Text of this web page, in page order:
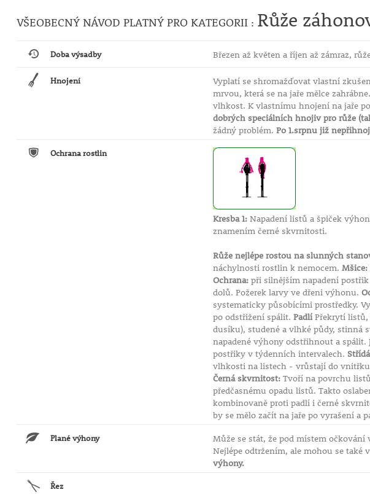
VŠEOBECNÝ NÁVOD PLATNÝ PRO KATEGORII : Růže
Doba výsadby Březen až květen a říjen až zámraz,
Hnojení
Vyplatí se shromažďovat vlastní
mrvou, která se na jaře mělce
vlhkost. K vlastnímu hnojení na jaře
dobrých speciálních hnojiv pro růže
žádný problém. Po 1.srpnu již
Ochrana rostlin
Kresba 1:Napadení listů a špiček
znamením černé skvrnitosti.
Růže nejlépe rostou na slunných
náchylnosti rostlin k nemocem. Mšice:
Ochrana:při silnějším napadení
dolů. Požerek larvy ve dřeni výhonu.
systematicky působícími prostředky.
po odstřižení spálit. PadlíPřekrytí listů,
dusíku), studené a vlhké půdy, stinná
napadené výhony odstřihnout a
postřiky v týdenních intervalech.
vlhkosti na listech - vrůstají do
Černá skvrnitost:Tvoří na povrchu
předčasnému opadu listů. Takto
kombinovaně proti padlí i černé
by se mělo začít na jaře po vyrašení a
Plané výhony Může se stát, že pod místem
Nejlépe odtržením, ale mohou se také
výhony.
Řez